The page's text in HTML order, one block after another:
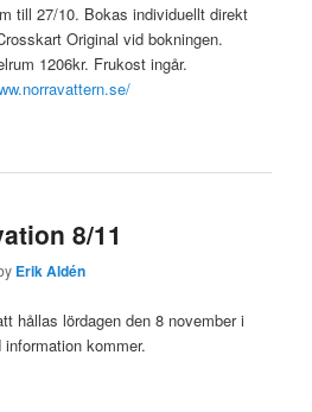
till 27/10. Bokas individuellt direkt
Original vid bokningen.
1206kr. Frukost ingår.
8/11
Erik Aldén
hållas lördagen den 8 november i
kommer.